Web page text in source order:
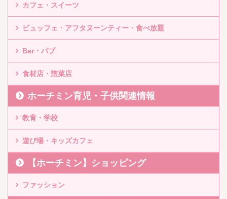
カフェ・スイーツ
ビュッフェ・アフタヌーンティー・食べ放題
Bar・パブ
食材店・惣菜店
ホーチミン育児・子供関連情報
教育・学校
遊び場・キッズカフェ
【ホーチミン】ショッピング
ファッション